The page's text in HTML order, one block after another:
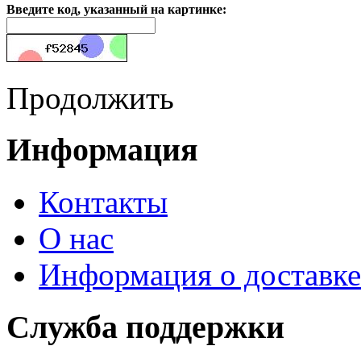
Введите код, указанный на картинке:
Продолжить
Информация
Контакты
О нас
Информация о доставке
Служба поддержки